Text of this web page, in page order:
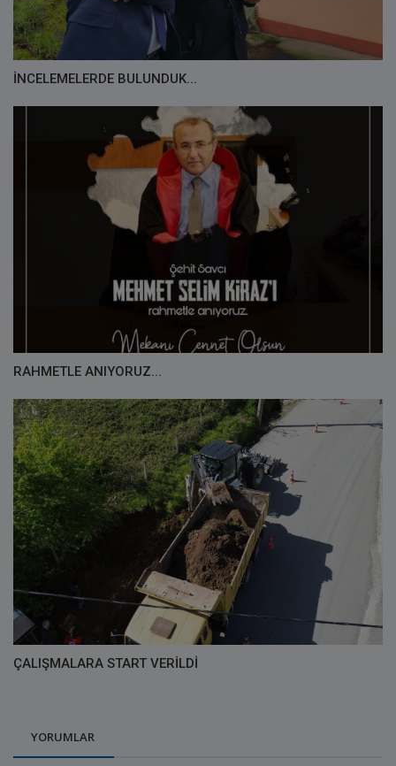
İNCELEMELERDE BULUNDUK...
RAHMETLE ANIYORUZ...
ÇALIŞMALARA START VERİLDİ
YORUMLAR